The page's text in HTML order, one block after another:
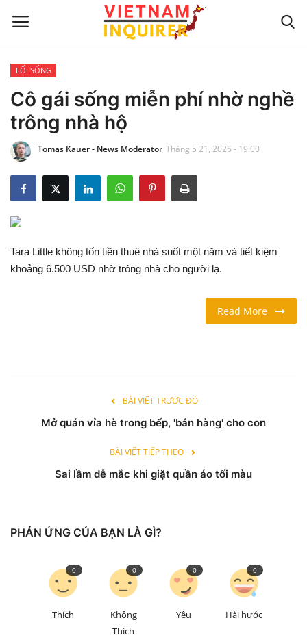
Trang chủ
Liên hệ
TIN TỨC THẾ GIỚI
CẬP NHẬT
CÔNG NGHỆ
Vietnamese
LỐI SỐNG
Cô gái sống miễn phí nhờ nghề
trông nhà hộ
Tomas Kauer - News Moderator Tháng 5 21, 2026 - 19:00
Tara Little không tốn tiền thuê nhà suốt một năm và tiết kiệm
khoảng 6.500 USD nhờ trông nhà cho người lạ.
Read More
BÀI VIẾT TRƯỚC ĐÓ
Mở quán vỉa hè trong bếp, 'bán hàng' cho con
BÀI VIẾT TIẾP THEO
Sai lầm dễ mắc khi giặt quần áo tối màu
PHẢN ỨNG CỦA BẠN LÀ GÌ?
Thích
0
Không
Thích
0
Yêu
0
Hài hước
0